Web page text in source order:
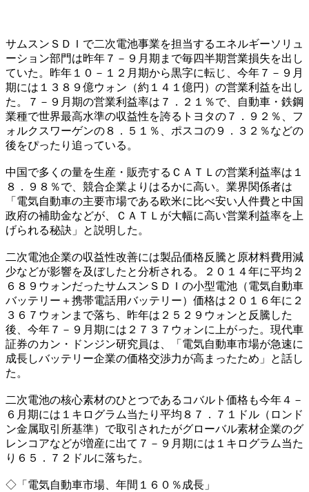
サムスンＳＤＩで二次電池事業を担当するエネルギーソリュ
ーション部門は昨年７－９月期まで毎四半期営業損失を出し
ていた。昨年１０－１２月期から黒字に転じ、今年７－９月
期には１３８９億ウォン（約１４１億円）の営業利益を出し
た。７－９月期の営業利益率は７．２１％で、自動車・鉄鋼
業種で世界最高水準の収益性を誇るトヨタの７．９２％、フ
ォルクスワーゲンの８．５１％、ポスコの９．３２％などの
後をぴったり追っている。
中国で多くの量を生産・販売するＣＡＴＬの営業利益率は１
８．９８％で、競合企業よりはるかに高い。業界関係者は
「電気自動車の主要市場である欧米に比べ安い人件費と中国
政府の補助金などが、ＣＡＴＬが大幅に高い営業利益率を上
げられる秘訣」と説明した。
二次電池企業の収益性改善には製品価格反騰と原材料費用減
少などが影響を及ぼしたと分析される。２０１４年に平均２
６８９ウォンだったサムスンＳＤＩの小型電池（電気自動車
バッテリー＋携帯電話用バッテリー）価格は２０１６年に２
３６７ウォンまで落ち、昨年は２５２９ウォンと反騰した
後、今年７－９月期には２７３７ウォンに上がった。現代車
証券のカン・ドンジン研究員は、「電気自動車市場が急速に
成長しバッテリー企業の価格交渉力が高まったため」と話し
た。
二次電池の核心素材のひとつであるコバルト価格も今年４－
６月期には１キログラム当たり平均８７．７１ドル（ロンド
ン金属取引所基準）で取引されたがグローバル素材企業のグ
レンコアなどが増産に出て７－９月期には１キログラム当た
り６５．７２ドルに落ちた。
◇「電気自動車市場、年間１６０％成長」